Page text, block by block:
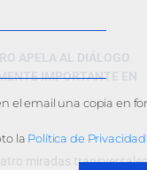
APELA AL DIÁLOGO
IMPORTANTE EN
miradas transversales
el email una copia en
la Política de Privacidad